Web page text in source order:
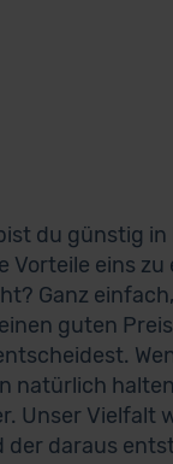
du günstig
eins
Ganz
guten
natürlich
Vielfalt
daraus